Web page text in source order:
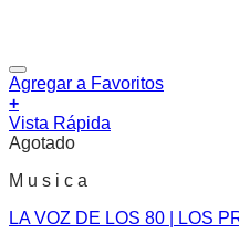
Agregar a Favoritos
+
Vista Rápida
Agotado
M u s i c a
LA VOZ DE LOS 80 | LOS